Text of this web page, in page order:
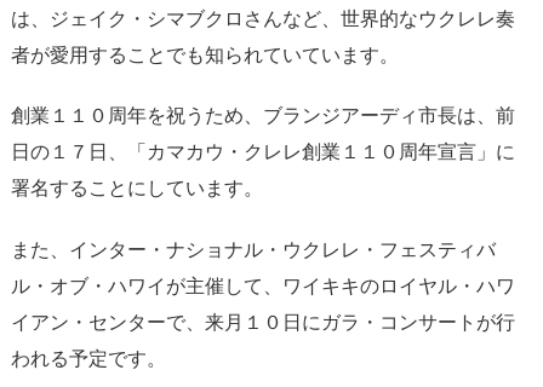
は、ジェイク・シマブクロさんなど、世界的なウクレレ奏
者が愛用することでも知られていています。
創業１１０周年を祝うため、ブランジアーディ市長は、前
日の１７日、「カマカウ・クレレ創業１１０周年宣言」に
署名することにしています。
また、インター・ナショナル・ウクレレ・フェスティバ
ル・オブ・ハワイが主催して、ワイキキのロイヤル・ハワ
イアン・センターで、来月１０日にガラ・コンサートが行
われる予定です。